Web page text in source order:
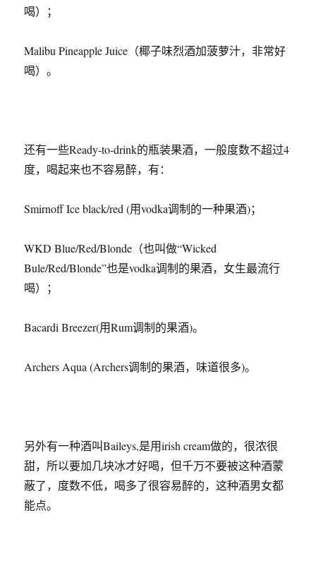
喝）；
Malibu Pineapple Juice（椰子味烈酒加菠萝汁，非常好
喝）。
还有一些Ready-to-drink的瓶装果酒，一般度数不超过4
度，喝起来也不容易醉，有：
Smirnoff Ice black/red (用vodka调制的一种果酒)；
WKD Blue/Red/Blonde（也叫做“Wicked
Bule/Red/Blonde”也是vodka调制的果酒，女生最流行
喝）；
Bacardi Breezer(用Rum调制的果酒)。
Archers Aqua (Archers调制的果酒，味道很多)。
另外有一种酒叫Baileys,是用irish cream做的，很浓很
甜，所以要加几块冰才好喝，但千万不要被这种酒蒙
蔽了，度数不低，喝多了很容易醉的，这种酒男女都
能点。